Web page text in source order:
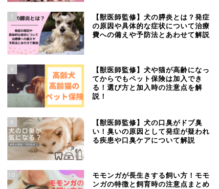
7
【獣医師監修】犬の膵炎とは？発症
の原因や具体的な症状について治療
費への備えや予防法とあわせて解説
8
【獣医師監修】犬や猫が高齢になっ
てからでもペット保険は加入でき
る！選び方と加入時の注意点を解
説！
9
【獣医師監修】犬の口臭がドブ臭
い！臭いの原因として発症が疑われ
る疾患や口臭ケアについて解説
10
モモンガが長生きする飼い方！モモ
ンガの特徴と飼育時の注意点まとめ